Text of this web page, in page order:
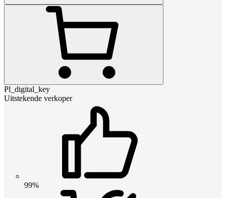
Pl_digital_key
Uitstekende verkoper
99%